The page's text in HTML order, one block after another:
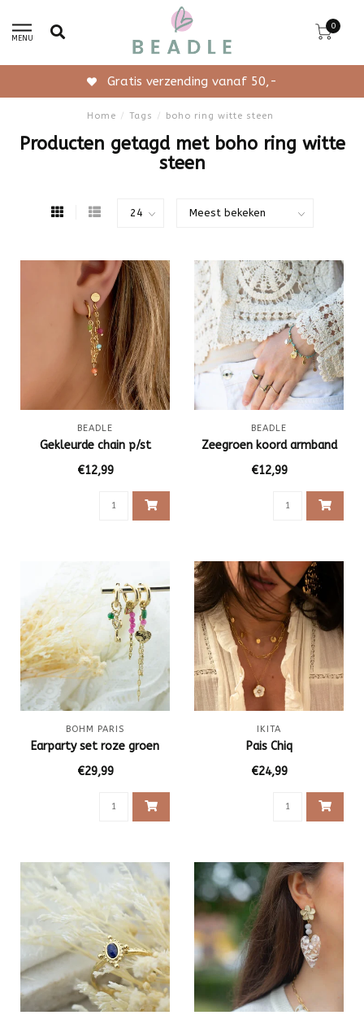
MENU
0
Gratis verzending vanaf 50,-
Home / Tags / boho ring witte steen
Producten getagd met boho ring witte
steen
BEADLE
Gekleurde chain p/st
€12,99
BEADLE
Zeegroen koord armband
€12,99
BOHM PARIS
Earparty set roze groen
€29,99
IKITA
Pais Chiq
€24,99